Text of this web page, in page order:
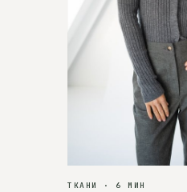
ТКАНИ · 6 МИН